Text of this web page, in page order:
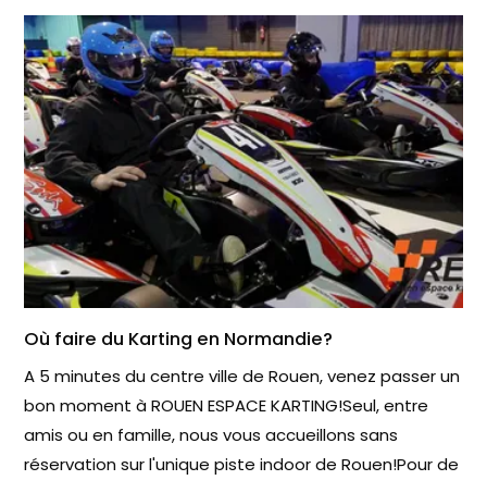
Où faire du Karting en Normandie?
A 5 minutes du centre ville de Rouen, venez passer un
bon moment à ROUEN ESPACE KARTING!Seul, entre
amis ou en famille, nous vous accueillons sans
réservation sur l'unique piste indoor de Rouen!Pour de